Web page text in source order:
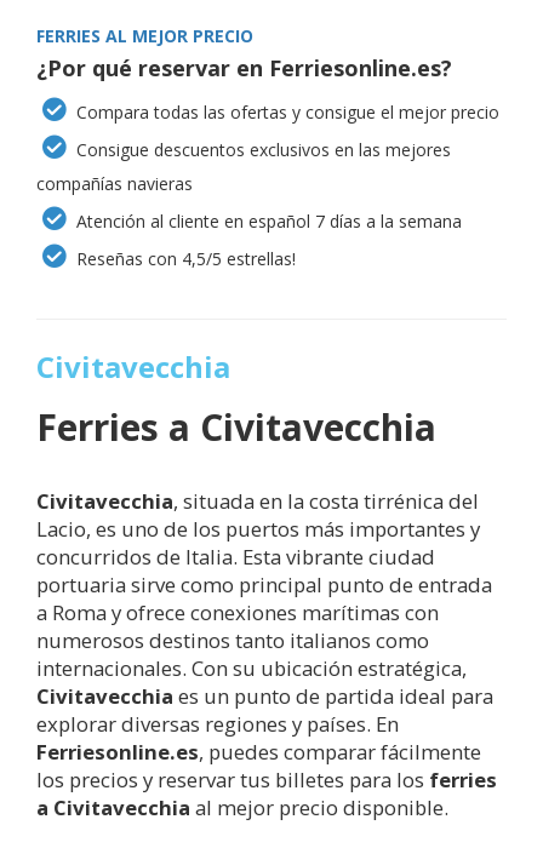
FERRIES AL MEJOR PRECIO
¿Por qué reservar en Ferriesonline.es?
Compara todas las ofertas y consigue el mejor precio
Consigue descuentos exclusivos en las mejores
compañías navieras
Atención al cliente en español 7 días a la semana
Reseñas con 4,5/5 estrellas!
Civitavecchia
Ferries a Civitavecchia
Civitavecchia, situada en la costa tirrénica del
Lacio, es uno de los puertos más importantes y
concurridos de Italia. Esta vibrante ciudad
portuaria sirve como principal punto de entrada
a Roma y ofrece conexiones marítimas con
numerosos destinos tanto italianos como
internacionales. Con su ubicación estratégica,
Civitavecchia es un punto de partida ideal para
explorar diversas regiones y países. En
Ferriesonline.es, puedes comparar fácilmente
los precios y reservar tus billetes para los ferries
a Civitavecchia al mejor precio disponible.